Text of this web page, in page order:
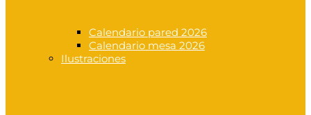
Calendario pared 2026
Calendario mesa 2026
Ilustraciones